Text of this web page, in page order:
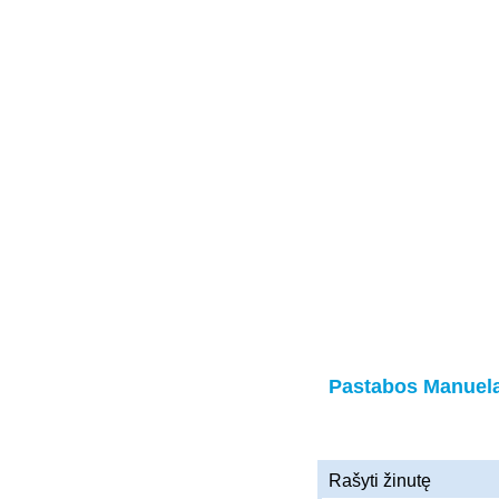
Pastabos
Rašyti žinutę